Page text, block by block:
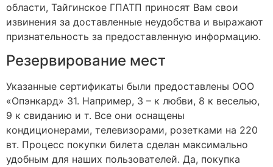
области, Тайгинское ГПАТП приносят Вам свои
извинения за доставленные неудобства и выражают
признательность за предоставленную информацию.
Резервирование мест
Указанные сертификаты были предоставлены ООО
«Опэнкард» 31. Например, 3 – к любви, 8 к веселью,
9 к свиданию и т. Все они оснащены
кондиционерами, телевизорами, розетками на 220
вт. Процесс покупки билета сделан максимально
удобным для наших пользователей. Да, покупка